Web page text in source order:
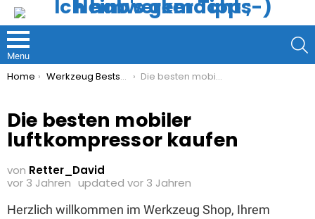
Menu
You are here:
Home Werkzeug Bestseller Die besten mobiler luftkompressor kaufen
Die besten mobiler
luftkompressor kaufen
von Retter_David
vor 3 Jahren updated vor 3 Jahren
Herzlich willkommen im Werkzeug Shop, Ihrem